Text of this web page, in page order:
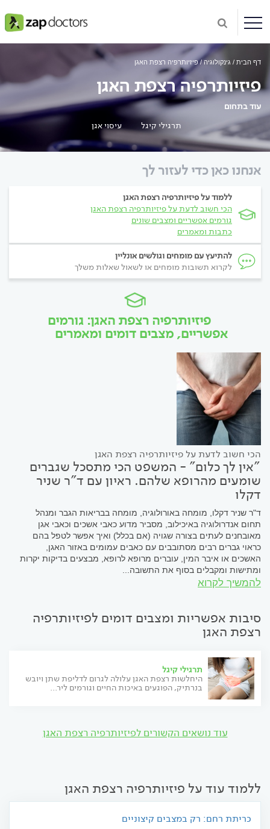
דף הבית גינקולוגיה פיזיותרפיה רצפת האגן
פיזיותרפיה רצפת האגן
עוד בתחום
תרגילי קיגל
עיסוי אגן
אנחנו כאן כדי לעזור לך
ללמוד על פיזיותרפיה רצפת האגן
הכי חשוב לדעת על פיזיותרפיה רצפת האגן
גורמים אפשריים ומצבים שונים
כתבות ומאמרים
להתיעץ עם מומחים וגולשים אונליין
לקרוא תשובות מומחים או לשאול שאלות משלך
פיזיותרפיה רצפת האגן: גורמים
אפשריים, מצבים דומים ומאמרים
הכי חשוב לדעת על פיזיותרפיה רצפת האגן
"אין לך כלום" - המשפט הכי מתסכל שגברים
שומעים מהרופא שלהם. ראיון עם ד"ר שניר
דקלו
ד"ר שניר דקלו, מומחה באורולוגיה, מומחה בבריאות הגבר ומנהל
תחום אנדרולוגיה באיכילוב, מסביר מדוע כאבי אשכים וכאבי אגן
מאובחנים לעתים בצורה שגויה (אם בכלל) ואיך אפשר לטפל בהם
כראוי גברים רבים מסתובבים עם כאבים עמומים באזור האגן,
האשכים או איבר המין, עוברים מרופא לרופא, מבצעים בדיקות יקרות
ומתישות ומקבלים בסוף את התשובה...
להמשיך לקרוא
סיבות אפשריות ומצבים דומים לפיזיותרפיה
רצפת האגן
תרגילי קיגל
היחלשות רצפת האגן עלולה לגרום לדליפת שתן ויובש
בנרתיק, הפוגעים באיכות החיים וגורמים ליר...
עוד נושאים הקשורים לפיזיותרפיה רצפת האגן
ללמוד עוד על פיזיותרפיה רצפת האגן
כריתת רחם: רק במצבים קיצוניים